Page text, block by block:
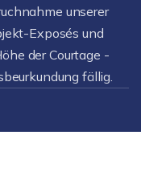
unserer
Exposés und
der Courtage -
fällig.